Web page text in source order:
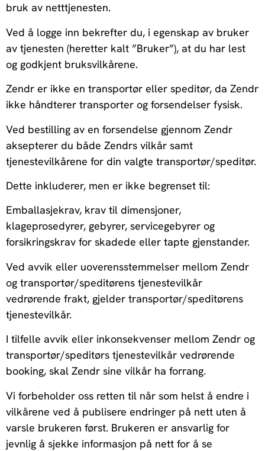
bruk av netttjenesten.
Ved å logge inn bekrefter du, i egenskap av bruker
av tjenesten (heretter kalt ”Bruker”), at du har lest
og godkjent bruksvilkårene.
Zendr er ikke en transportør eller speditør, da Zendr
ikke håndterer transporter og forsendelser fysisk.
Ved bestilling av en forsendelse gjennom Zendr
aksepterer du både Zendrs vilkår samt
tjenestevilkårene for din valgte transportør/speditør.
Dette inkluderer, men er ikke begrenset til:
Emballasjekrav, krav til dimensjoner,
klageprosedyrer, gebyrer, servicegebyrer og
forsikringskrav for skadede eller tapte gjenstander.
Ved avvik eller uoverensstemmelser mellom Zendr
og transportør/speditørens tjenestevilkår
vedrørende frakt, gjelder transportør/speditørens
tjenestevilkår.
I tilfelle avvik eller inkonsekvenser mellom Zendr og
transportør/speditørs tjenestevilkår vedrørende
booking, skal Zendr sine vilkår ha forrang.
Vi forbeholder oss retten til når som helst å endre i
vilkårene ved å publisere endringer på nett uten å
varsle brukeren først. Brukeren er ansvarlig for
jevnlig å sjekke informasjon på nett for å se